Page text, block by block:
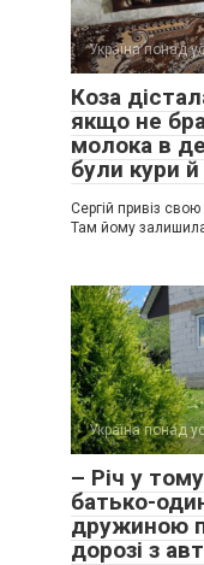
Україна понад
Коза
якщо не
молока в
були кури
Сергій привіз
Там йому
Україна понад
– Річ у
батько-
дружиною
дорозі з